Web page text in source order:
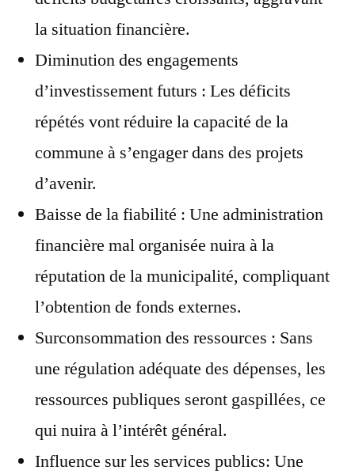
la situation financière.
Diminution des engagements
d’investissement futurs : Les déficits
répétés vont réduire la capacité de la
commune à s’engager dans des projets
d’avenir.
Baisse de la fiabilité : Une administration
financière mal organisée nuira à la
réputation de la municipalité, compliquant
l’obtention de fonds externes.
Surconsommation des ressources : Sans
une régulation adéquate des dépenses, les
ressources publiques seront gaspillées, ce
qui nuira à l’intérêt général.
Influence sur les services publics: Une